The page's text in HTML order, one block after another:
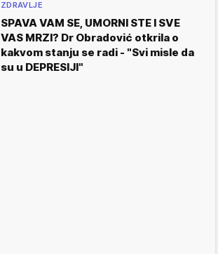
ZDRAVLJE
SPAVA VAM SE, UMORNI STE I SVE
VAS MRZI? Dr Obradović otkrila o
kakvom stanju se radi - "Svi misle da
su u DEPRESIJI"